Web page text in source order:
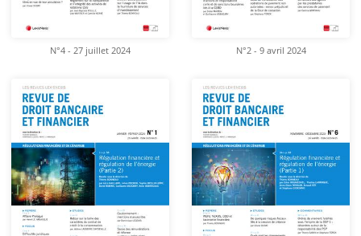
N°4 - 27 juillet 2024 N°2 - 9 avril 2024